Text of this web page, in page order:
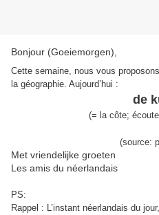
Bonjour (Goeiemorgen),
Cette semaine, nous vous
la géographie. Aujourd’hui :
de
(= la côte;
(source:
Met vriendelijke groeten
Les amis du néerlandais
PS:
Rappel : L’instant néerlandais du